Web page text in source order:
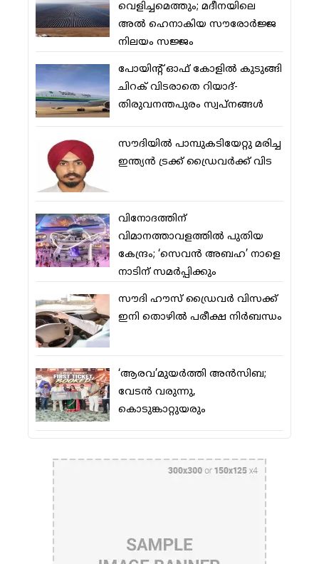
വെളിച്ചമെത്തും; മദീനയിലെ
അല്‍ ഹെനാകിയ സൗരോര്‍ജ്ജ
നിലയം സജ്ജം
പോയിന്റ് ഓഫ് കോളില്‍ കുടുങ്ങി
ചിറക് വിടരാതെ റിയാദ്-
തിരുവനന്തപുരം സ്വപ്നങ്ങള്‍
സൗദിയിൽ പാമ്പുകടിയേറ്റു മരിച്ച
ഇന്ത്യൻ ട്രക്ക് ഡ്രൈവർക്ക് വിട
വിനോദത്തിന്
വിമാനത്താവളത്തില്‍ പുതിയ
കേന്ദ്രം; ‘സെവന്‍ അബഹ’ നാളെ
നാടിന് സമര്‍പ്പിക്കും
സൗദി ഹൗസ് ഡ്രൈവര്‍ വിസക്ക്
ഇനി തൊഴില്‍ പരീക്ഷ നിര്‍ബന്ധം
‘ആരവ’മുയര്‍ത്തി അന്‍സിബ;
വേടന്‍ വരുന്നു,
കൊടുങ്കാറ്റുയരും